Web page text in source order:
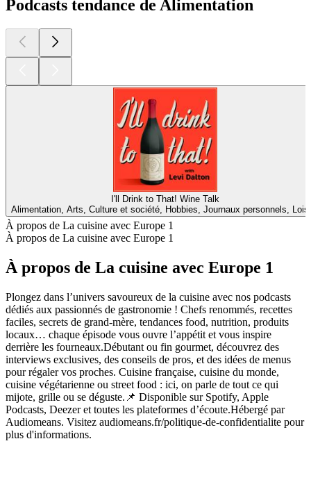
Podcasts tendance de Alimentation
I'll Drink to That! Wine Talk
Alimentation, Arts, Culture et société, Hobbies, Journaux personnels,
À propos de La cuisine avec Europe 1
À propos de La cuisine avec Europe 1
À propos de La cuisine avec Europe 1
Plongez dans l’univers savoureux de la cuisine avec nos podcasts
dédiés aux passionnés de gastronomie ! Chefs renommés, recettes
faciles, secrets de grand-mère, tendances food, nutrition, produits
locaux… chaque épisode vous ouvre l’appétit et vous inspire
derrière les fourneaux.Débutant ou fin gourmet, découvrez des
interviews exclusives, des conseils de pros, et des idées de menus
pour régaler vos proches. Cuisine française, cuisine du monde,
cuisine végétarienne ou street food : ici, on parle de tout ce qui
mijote, grille ou se déguste.📌 Disponible sur Spotify, Apple
Podcasts, Deezer et toutes les plateformes d’écoute.Hébergé par
Audiomeans. Visitez audiomeans.fr/politique-de-confidentialite pour
plus d'informations.